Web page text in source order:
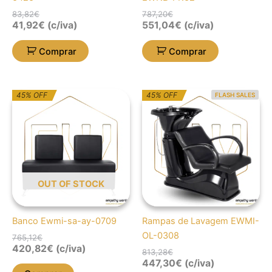
83,82€
41,92€ (c/iva)
Comprar
787,20€
551,04€ (c/iva)
Comprar
45% OFF
OUT OF STOCK
Banco Ewmi-sa-ay-0709
765,12€
O
preço
original
era:
765,12€.
O
preço
atual
é:
420,82€.
420,82€ (c/iva)
FLASH SALES
45% OFF
Rampas de Lavagem EWMI-
OL-0308
813,28€
O
preço
original
era:
813,28€.
O
preço
atual
é:
447,30€.
447,30€ (c/iva)